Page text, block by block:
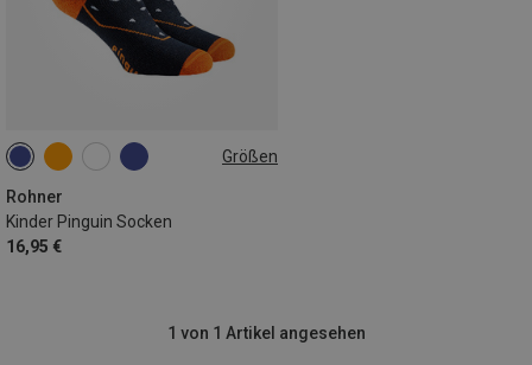
Größen
Rohner
Kinder Pinguin Socken
16,95 €
23|24|25|26
27|28|29|30
31|32|33|34
1 von 1 Artikel angesehen